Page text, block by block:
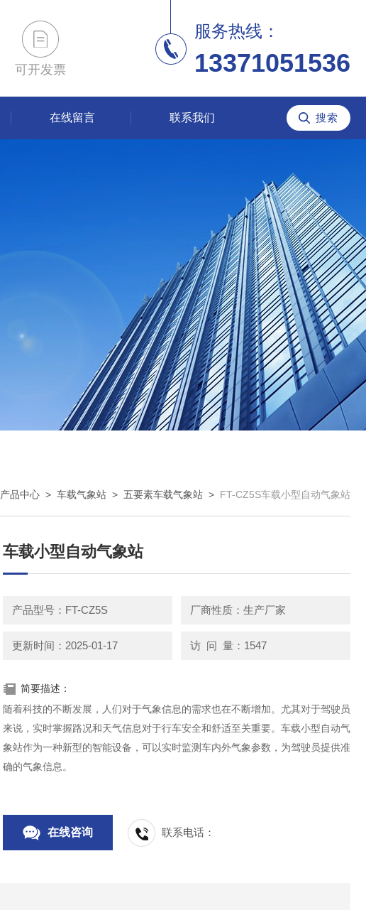
可开发票
服务热线：
13371051536
在线留言 联系我们
产品中心 > 车载气象站 > 五要素车载气象站 > FT-CZ5S车载小型自动气象站
车载小型自动气象站
产品型号：FT-CZ5S 厂商性质：生产厂家
更新时间：2025-01-17 访 问 量：1547
简要描述：
随着科技的不断发展，人们对于气象信息的需求也在不断增加。尤其对于驾驶员
来说，实时掌握路况和天气信息对于行车安全和舒适至关重要。车载小型自动气
象站作为一种新型的智能设备，可以实时监测车内外气象参数，为驾驶员提供准
确的气象信息。
在线咨询 联系电话：